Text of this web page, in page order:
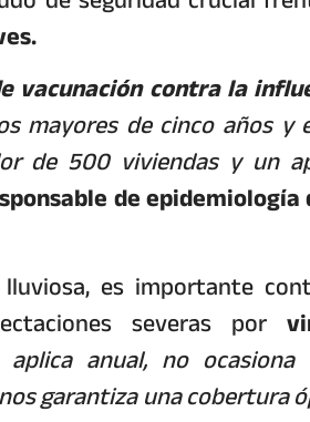
vacunación contra la
mayores de cinco años
de 500 viviendas y un
de epidemiología
es importante
severas por
anual, no ocasiona
garantiza una cobertura